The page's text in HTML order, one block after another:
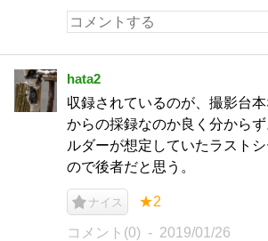
hata2
収録されているのが、撮影台
からの採録なのか良く分から
ルダーが想定していたラスト
ので後者だと思う。
ナイス ★2
コメント(0) 2019/01/26